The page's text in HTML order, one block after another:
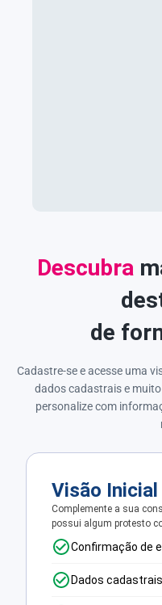
Descubra
de
Cadastre-se e acesse uma
dados cadastrais e
personalize com
Visão Inicial
Complemente a sua
possui algum protesto
Confirmação de
Dados